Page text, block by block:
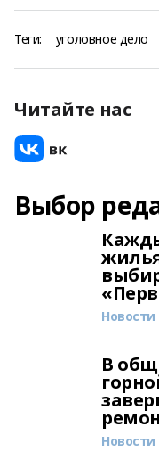
Теги: уголовное дело
Читайте нас
Выбор
Новости
В
Новости